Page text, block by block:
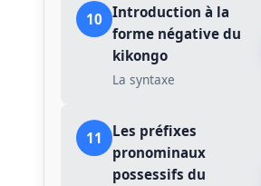
10 Introduction à la
forme négative du
kikongo
La syntaxe
11
Les préfixes
pronominaux
possessifs du